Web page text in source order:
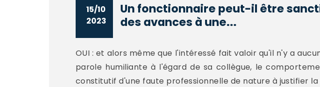
15/10
2023
Un fonctionnaire peut-il être
des avances à une...
OUI : et alors même que l'intéressé fait valoir qu'il n'y a
parole humiliante à l'égard de sa collègue, le
constitutif d'une faute professionnelle de nature à justifier